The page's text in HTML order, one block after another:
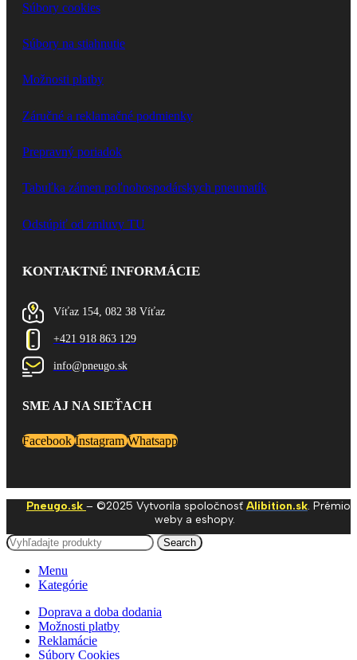
Súbory cookies
Súbory na stiahnutie
Možnosti platby
Záručné a reklamačné podmienky
Prepravný poriadok
Tabuľka zámen poľnohospodárskych pneumatík
Odstúpiť od zmluvy TU
KONTAKTNÉ INFORMÁCIE
Víťaz 154, 082 38 Víťaz
+421 918 863 129
info@pneugo.sk
SME AJ NA SIEŤACH
Facebook Instagram Whatsapp
Pneugo.sk – ©2025 Vytvorila spoločnosť Alibition.sk.
weby a eshopy.
Search
Menu
Kategórie
Doprava a doba dodania
Možnosti platby
Reklamácie
Súbory Cookies